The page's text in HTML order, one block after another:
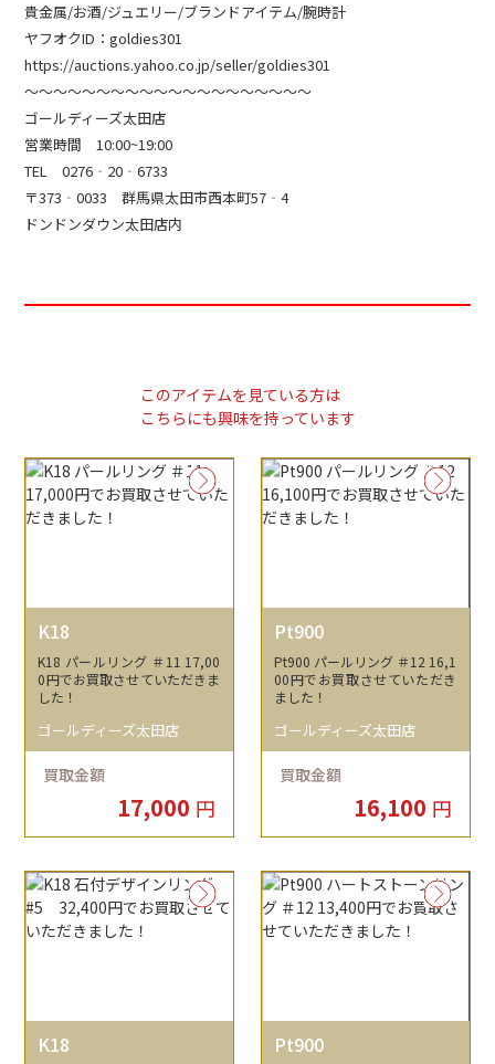
貴金属/お酒/ジュエリー/ブランドアイテム/腕時計
ヤフオクID：goldies301
https://auctions.yahoo.co.jp/seller/goldies301
～～～～～～～～～～～～～～～～～～～～
ゴールディーズ太田店
営業時間 10:00~19:00
TEL 0276‐20‐6733
〒373‐0033 群馬県太田市西本町57‐4
ドンドンダウン太田店内
このアイテムを見ている方は
こちらにも興味を持っています
K18
K18 パールリング ＃11 17,00
0円でお買取させていただきま
した！
ゴールディーズ太田店
買取金額
17,000 円
Pt900
Pt900 パールリング ＃12 16,1
00円でお買取させていただき
ました！
ゴールディーズ太田店
買取金額
16,100 円
K18 Pt900